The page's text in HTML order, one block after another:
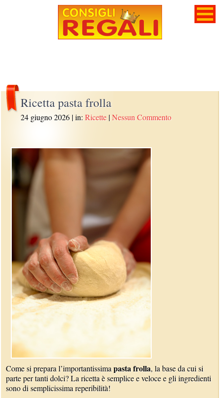
Ricetta pasta frolla
24 giugno 2026 | in:Ricette |Nessun Commento
Come si prepara l’importantissimapasta frolla, la base da cui si
parte per tanti dolci? La ricetta è semplice e veloce e gli ingredienti
sono di semplicissima reperibilità!